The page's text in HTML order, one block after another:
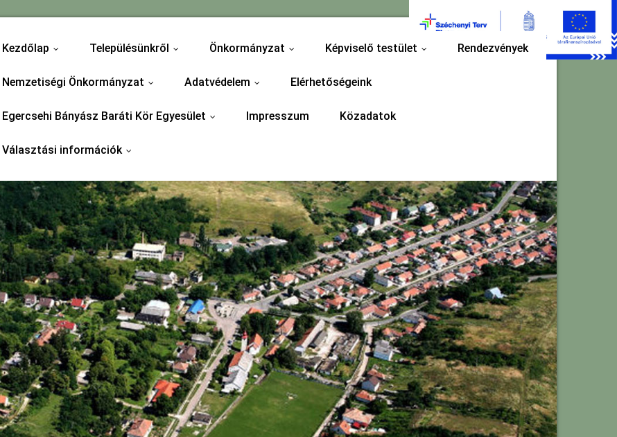
Kezdőlap Településünkről Önkormányzat Képviselő testület Rendezvények
Nemzetiségi Önkormányzat Adatvédelem Elérhetőségeink
Egercsehi Bányász Baráti Kör Egyesület Impresszum Közadatok
Választási információk